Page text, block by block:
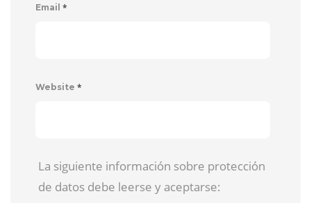
Email *
Website *
La siguiente información sobre protección
de datos debe leerse y aceptarse: